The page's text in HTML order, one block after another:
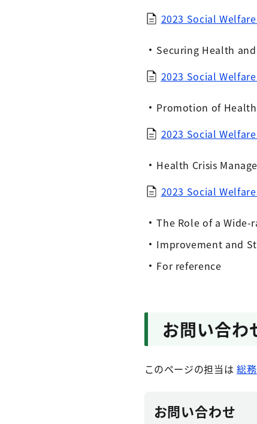
2023 Social
Securing Health
2023 Social
Promotion of
2023 Social
Health Crisis
2023 Social
The Role of a Wide-
Improvement and
For reference
お問い合わ
このページの担当は 総
お問い合わせ